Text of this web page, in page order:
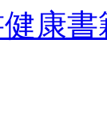
健康書